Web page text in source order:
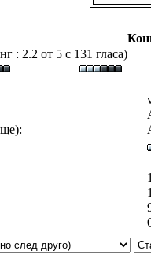
: 2.2 от 5 с 131 гласа)